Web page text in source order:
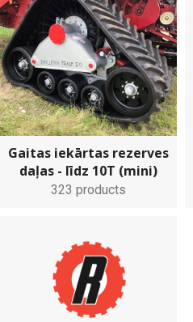
Gaitas iekārtas rezerves
daļas - līdz 10T (mini)
323 products